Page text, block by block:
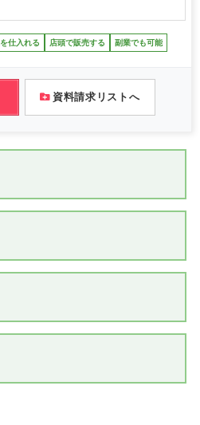
仕入れる 店頭で販売する 副業でも可能
資料請求リストへ